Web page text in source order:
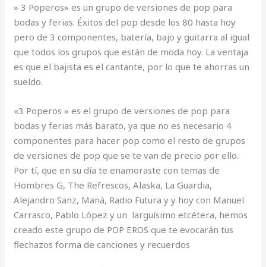
» 3 Poperos» es un grupo de versiones de pop para
bodas y ferias. Éxitos del pop desde los 80 hasta hoy
pero de 3 componentes, batería, bajo y guitarra al igual
que todos los grupos que están de moda hoy. La ventaja
es que el bajista es el cantante, por lo que te ahorras un
sueldo.
«3 Poperos » es el grupo de versiones de pop para
bodas y ferias más barato, ya que no es necesario 4
componentes para hacer pop como el resto de grupos
de versiones de pop que se te van de precio por ello.
Por tí, que en su día te enamoraste con temas de
Hombres G, The Refrescos, Alaska, La Guardia,
Alejandro Sanz, Maná, Radio Futura y y hoy con Manuel
Carrasco, Pablo López y un larguísimo etcétera, hemos
creado este grupo de POP EROS que te evocarán tus
flechazos forma de canciones y recuerdos